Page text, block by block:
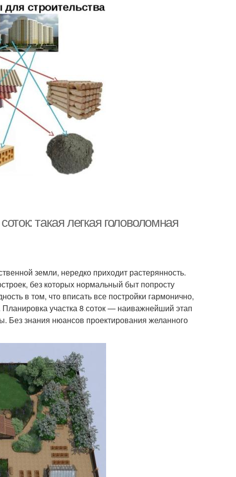
такая легкая головоломная
земли, нередко приходит растерянность.
без которых нормальный быт попросту
в том, что вписать все постройки гармонично,
Планировка участка 8 соток — наиважнейший этап
Без знания нюансов проектирования желанного